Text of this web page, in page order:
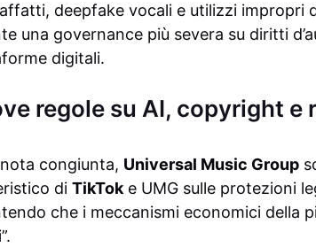
deepfake vocali e utilizzi impropri
una governance più severa su diritti
digitali.
regole su AI, copyright
congiunta, Universal Music Group
di TikToke UMG sulle protezioni
che i meccanismi economici